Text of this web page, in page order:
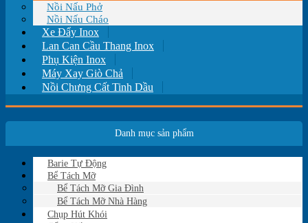
Nồi Nấu Phở
Nồi Nấu Cháo
Xe Đẩy Inox
Lan Can Cầu Thang Inox
Phụ Kiện Inox
Máy Xay Giò Chả
Nồi Chưng Cất Tinh Dầu
Danh mục sản phẩm
Barie Tự Động
Bể Tách Mỡ
Bể Tách Mỡ Gia Đình
Bể Tách Mỡ Nhà Hàng
Chụp Hút Khói